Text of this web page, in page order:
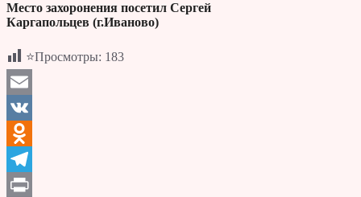
Место захоронения посетил Сергей
Каргапольцев (г.Иваново)
⭐Просмотры: 183
Email
VK
Odnoklassniki
Telegram